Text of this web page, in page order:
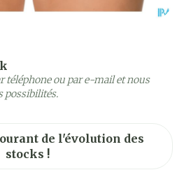
de l'évolution des
stocks !
téléphone ou par e-mail et nous
possibilités.